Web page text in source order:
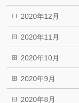
2020年12月
2020年11月
2020年10月
2020年9月
2020年8月